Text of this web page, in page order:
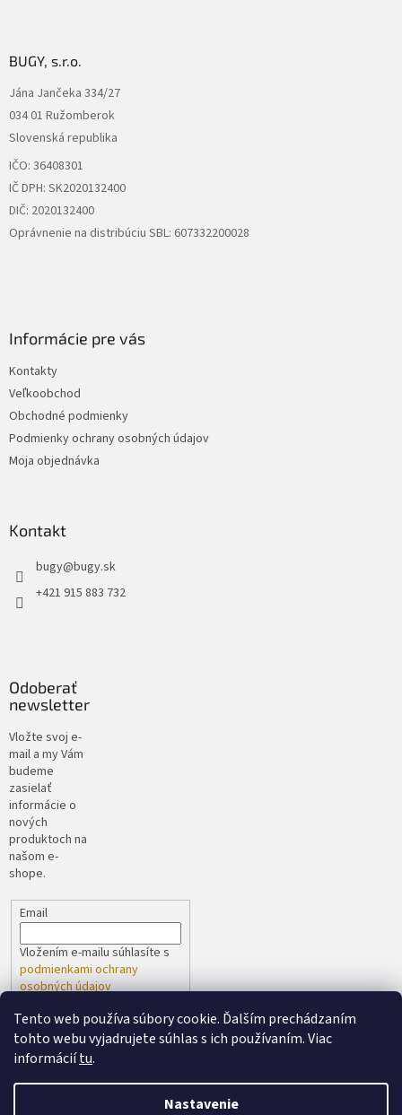
Tento web používa súbory cookie. Ďalším prechádzaním
tohto webu vyjadrujete súhlas s ich používaním. Viac
informáciítu.
Nastavenie
BUGY, s.r.o.
Jána Jančeka 334/27
034 01 Ružomberok
Slovenská republika
IČO: 36408301
IČ DPH: SK2020132400
DIČ: 2020132400
Oprávnenie na distribúciu SBL: 607332200028
Informácie pre vás
Kontakty
Veľkoobchod
Obchodné podmienky
Podmienky ochrany osobných údajov
Moja objednávka
Kontakt
bugy@bugy.sk
+421 915 883 732
Odoberať
newsletter
Vložte svoj e-
mail a my Vám
budeme
zasielať
informácie o
nových
produktoch na
našom e-
shope.
Email
Vložením e-mailu súhlasíte s
podmienkami ochrany
osobných údajov
PRIHLÁSIŤ SA
Vytvoril Shoptetspoločne s